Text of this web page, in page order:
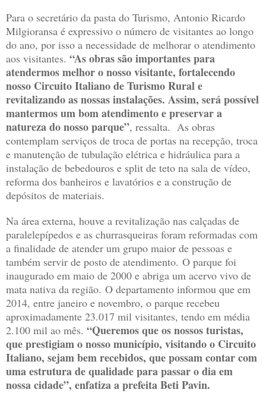
Para o secretário da pasta do Turismo, Antonio Ricardo
Milgioransa é expressivo o número de visitantes ao longo
do ano, por isso a necessidade de melhorar o atendimento
aos visitantes. “As obras são importantes para
atendermos melhor o nosso visitante, fortalecendo
nosso Circuito Italiano de Turismo Rural e
revitalizando as nossas instalações. Assim, será possível
mantermos um bom atendimento e preservar a
natureza do nosso parque”, ressalta. As obras
contemplam serviços de troca de portas na recepção, troca
e manutenção de tubulação elétrica e hidráulica para a
instalação de bebedouros e split de teto na sala de vídeo,
reforma dos banheiros e lavatórios e a construção de
depósitos de materiais.
Na área externa, houve a revitalização nas calçadas de
paralelepípedos e as churrasqueiras foram reformadas com
a finalidade de atender um grupo maior de pessoas e
também servir de posto de atendimento. O parque foi
inaugurado em maio de 2000 e abriga um acervo vivo de
mata nativa da região. O departamento informou que em
2014, entre janeiro e novembro, o parque recebeu
aproximadamente 23.017 mil visitantes, tendo em média
2.100 mil ao mês. “Queremos que os nossos turistas,
que prestigiam o nosso município, visitando o Circuito
Italiano, sejam bem recebidos, que possam contar com
uma estrutura de qualidade para passar o dia em
nossa cidade”, enfatiza a prefeita Beti Pavin.